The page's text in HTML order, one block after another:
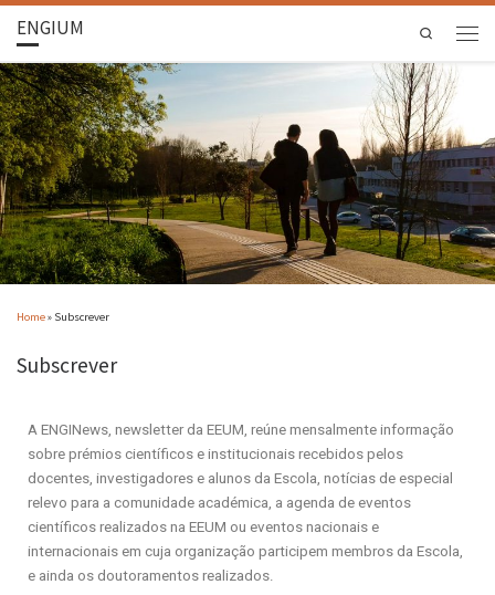
ENGIUM Search
Home» Subscrever
Subscrever
A ENGINews, newsletter da EEUM, reúne mensalmente informação
sobre prémios científicos e institucionais recebidos pelos
docentes, investigadores e alunos da Escola, notícias de especial
relevo para a comunidade académica, a agenda de eventos
científicos realizados na EEUM ou eventos nacionais e
internacionais em cuja organização participem membros da Escola,
e ainda os doutoramentos realizados.